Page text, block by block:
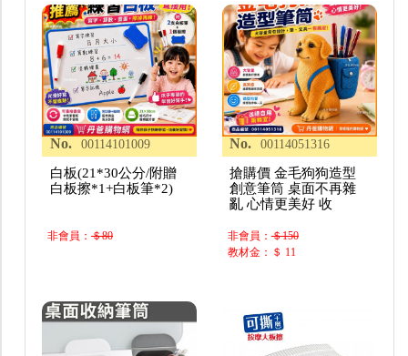
No. 00114101009
白板(21*30公分/附贈
白板擦*1+白板筆*2)
非會員：＄80
No. 00114051316
搶購價 金毛狗狗造型
創意筆筒 桌面不再雜
亂 心情更美好 收
非會員：＄150
教材金：＄ 11